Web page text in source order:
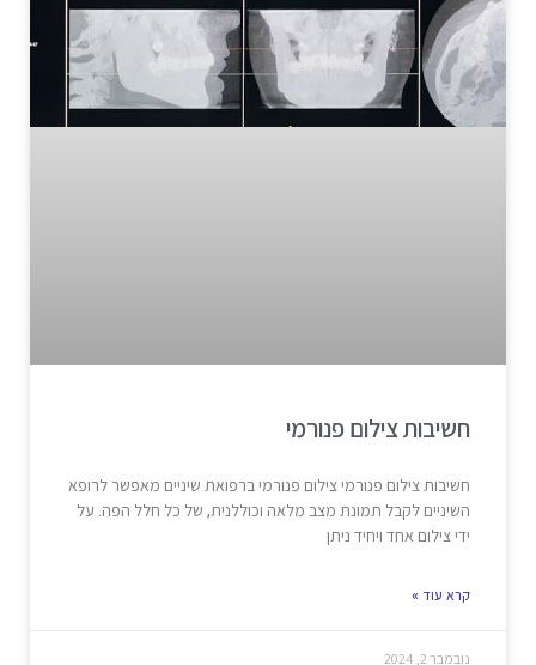
חשיבות צילום פנורמי
חשיבות צילום פנורמי צילום פנורמי ברפואת שיניים מאפשר לרופא
השיניים לקבל תמונת מצב מלאה וכוללנית, של כל חלל הפה. על
ידי צילום אחד ויחיד ניתן
קרא עוד »
נובמבר 2, 2024